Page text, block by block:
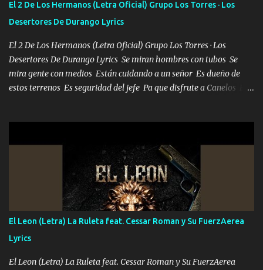
El 2 De Los Hermanos (Letra Oficial) Grupo Los Torres · Los
Desertores De Durango Lyrics
El 2 De Los Hermanos (Letra Oficial) Grupo Los Torres · Los
Desertores De Durango Lyrics Se miran hombres con tubos Se
mira gente con medios Están cuidando a un señor Es dueño de
estos terrenos Es seguridad del jefe Pa que disfrute a Canelos Es
ni tampoco las mujeres porque es platica de grandes por eso hay
que estar alegres doy las instrucciones para atender los deberes
Música Si es que salta algún problema de confianza tengo gente
ahí está el Hombre Cuarenta y también Pariente 7 arreglan
cualquier problema no más es cuestión que ordené NOS HACE
FALTA UN HERMANO DE CLAVE ERA EL 24 SIEMPRE FUE UN
HOMBRE VALIENTE POR ALGO M'URIÓ PELEAND0 SIEMPRE
VIO POR LA FAMILIA PARA QUE SIGA EL LEGADO Es el DOS de
los HERMANOS un cerebro inteligente y com...
El Leon (Letra) La Ruleta feat. Cessar Roman y Su FuerzAerea
Lyrics
El Leon (Letra) La Ruleta feat. Cessar Roman y Su FuerzAerea